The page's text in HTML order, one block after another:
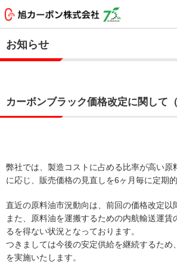
お知らせ
カーボンブラック価格改定に関して（
弊社では、製造コストに占める比率が高い原
に応じ、販売価格の見直しを6ヶ月毎に定期
直近の原料油市況動向は、前回の価格改定以
また、原料油を運搬するための内航輸送運賃
るを得ない状況となっております。
つきましては今後の安定供給を継続するため
を実施いたします。